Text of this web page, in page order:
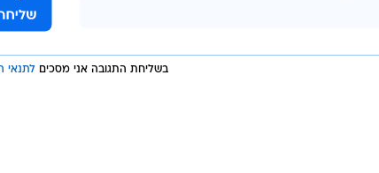
בשליחת התגובה אני מסכים לתנאי